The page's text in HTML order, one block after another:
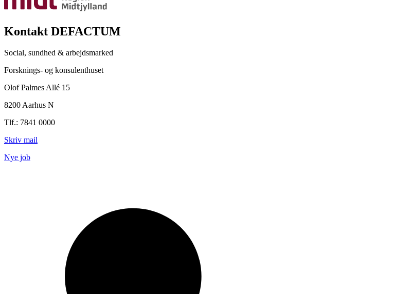
Kontakt DEFACTUM
Social, sundhed & arbejdsmarked
Forsknings- og konsulenthuset
Olof Palmes Allé 15
8200 Aarhus N
Tlf.: 7841 0000
Skriv mail
Nye job